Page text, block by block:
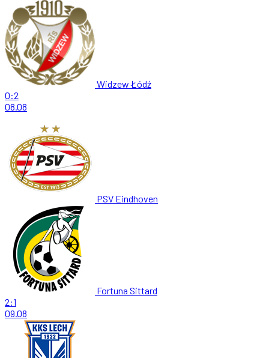
Widzew Łódź
0:2
08.08
PSV Eindhoven
Fortuna Sittard
2:1
09.08